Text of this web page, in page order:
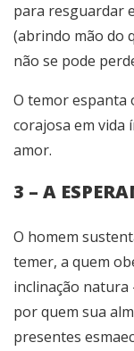
para resguardar
(abrindo mão do
não se pode
O temor espanta
corajosa em vida
amor.
3 – A
O homem
temer, a quem
inclinação natura
por quem sua
presentes